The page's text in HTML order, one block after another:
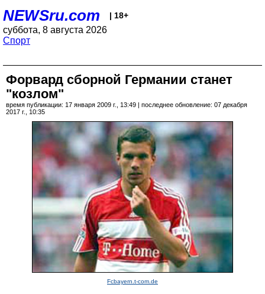
NEWSru.com | 18+
суббота, 8 августа 2026
Спорт
Форвард сборной Германии станет
"козлом"
время публикации: 17 января 2009 г., 13:49 | последнее обновление: 07 декабря
2017 г., 10:35
Fcbayern.t-com.de